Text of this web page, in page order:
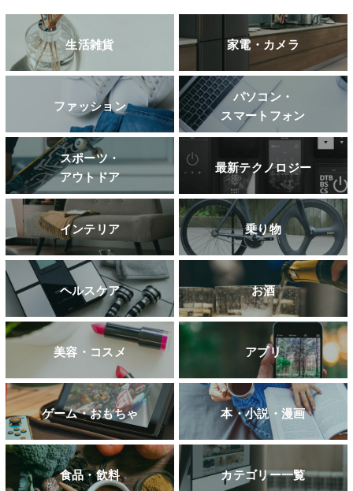
生活雑貨 家電・カメラ
ファッション
パソコン・
スマートフォン
スポーツ・
アウトドア
最新テクノロジー
インテリア 乗り物
ヘルスケア お酒
美容・コスメ アプリ
ゲーム・おもちゃ 本・小説・漫画
食品・飲料 カテゴリー一覧